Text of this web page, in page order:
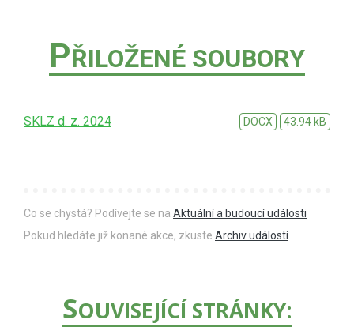
PŘILOŽENÉ SOUBORY
SKLZ d. z. 2024 DOCX 43.94 kB
Co se chystá? Podívejte se na Aktuální a budoucí události
Pokud hledáte již konané akce, zkuste Archiv událostí
SOUVISEJÍCÍ STRÁNKY: